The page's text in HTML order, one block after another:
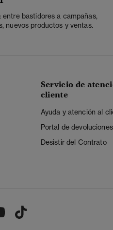
bastidores a campañas,
nuevos productos y ventas.
Servicio de
cliente
Ayuda y atención al
Portal de devoluciones
Desistir del Contrato